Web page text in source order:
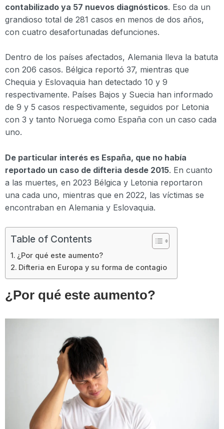
contabilizado ya 57 nuevos diagnósticos. Eso da un
grandioso total de 281 casos en menos de dos años,
con cuatro desafortunadas defunciones.
Dentro de los países afectados, Alemania lleva la batuta
con 206 casos. Bélgica reportó 37, mientras que
Chequia y Eslovaquia han detectado 10 y 9
respectivamente. Países Bajos y Suecia han informado
de 9 y 5 casos respectivamente, seguidos por Letonia
con 3 y tanto Noruega como España con un caso cada
uno.
De particular interés es España, que no había
reportado un caso de difteria desde 2015. En cuanto
a las muertes, en 2023 Bélgica y Letonia reportaron
una cada uno, mientras que en 2022, las víctimas se
encontraban en Alemania y Eslovaquia.
Table of Contents
¿Por qué este aumento?
Difteria en Europa y su forma de contagio
¿Por qué este aumento?